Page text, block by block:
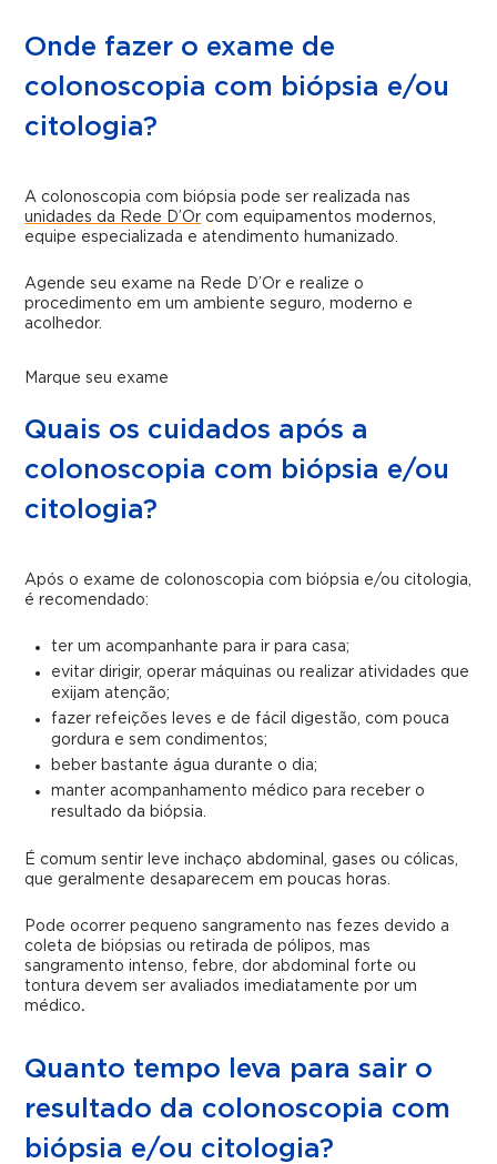
Onde fazer o exame de
colonoscopia com biópsia e/ou
citologia?
A colonoscopia com biópsia pode ser realizada nas
unidades da Rede D’Or com equipamentos modernos,
equipe especializada e atendimento humanizado.
Agende seu exame na Rede D’Or e realize o
procedimento em um ambiente seguro, moderno e
acolhedor.
Marque seu exame
Quais os cuidados após a
colonoscopia com biópsia e/ou
citologia?
Após o exame de colonoscopia com biópsia e/ou citologia,
é recomendado:
ter um acompanhante para ir para casa;
evitar dirigir, operar máquinas ou realizar atividades que
exijam atenção;
fazer refeições leves e de fácil digestão, com pouca
gordura e sem condimentos;
beber bastante água durante o dia;
manter acompanhamento médico para receber o
resultado da biópsia.
É comum sentir leve inchaço abdominal, gases ou cólicas,
que geralmente desaparecem em poucas horas.
Pode ocorrer pequeno sangramento nas fezes devido a
coleta de biópsias ou retirada de pólipos, mas
sangramento intenso, febre, dor abdominal forte ou
tontura devem ser avaliados imediatamente por um
médico.
Quanto tempo leva para sair o
resultado da colonoscopia com
biópsia e/ou citologia?